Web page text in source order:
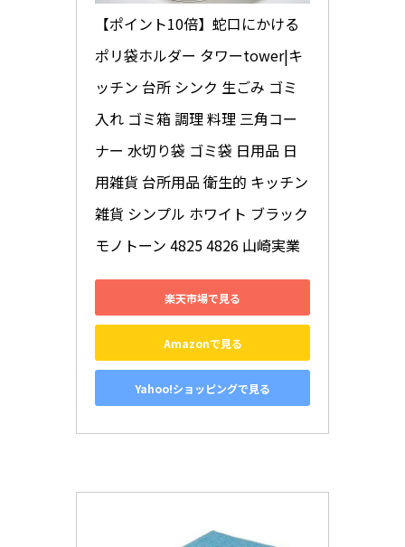
【ポイント10倍】蛇口にかける
ポリ袋ホルダー タワーtower|キ
ッチン 台所 シンク 生ごみ ゴミ
入れ ゴミ箱 調理 料理 三角コー
ナー 水切り袋 ゴミ袋 日用品 日
用雑貨 台所用品 衛生的 キッチン
雑貨 シンプル ホワイト ブラック
モノトーン 4825 4826 山崎実業
楽天市場で見る
Amazonで見る
Yahoo!ショッピングで見る